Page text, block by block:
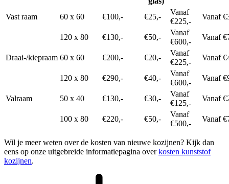
Vast raam 60 x 60 €100,- €25,-
Vanaf
€225,-
Vanaf
120 x 80 €130,- €50,-
Vanaf
€600,-
Vanaf
Draai-/kiepraam 60 x 60 €200,- €20,-
Vanaf
€225,-
Vanaf
120 x 80 €290,- €40,-
Vanaf
€600,-
Vanaf
Valraam 50 x 40 €130,- €30,-
Vanaf
€125,-
Vanaf
100 x 80 €220,- €50,-
Vanaf
€500,-
Vanaf
Wil je meer weten over de kosten van nieuwe kozijnen? Kijk dan
eens op onze uitgebreide informatiepagina overkosten kunststof
kozijnen.